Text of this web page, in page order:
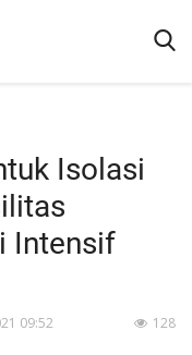
Isolasi
Intensif
09:52 128